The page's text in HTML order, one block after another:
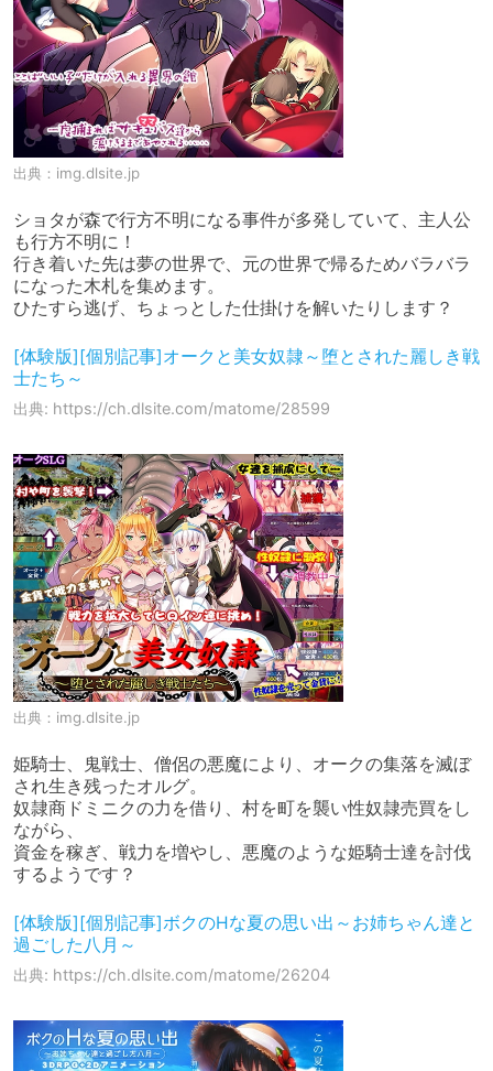
出典： img.dlsite.jp
ショタが森で行方不明になる事件が多発していて、主人公
も行方不明に！
行き着いた先は夢の世界で、元の世界で帰るためバラバラ
になった木札を集めます。
ひたすら逃げ、ちょっとした仕掛けを解いたりします？
[体験版][個別記事]オークと美女奴隷～堕とされた麗しき戦
士たち～
出典: https://ch.dlsite.com/matome/28599
出典： img.dlsite.jp
姫騎士、鬼戦士、僧侶の悪魔により、オークの集落を滅ぼ
され生き残ったオルグ。
奴隷商ドミニクの力を借り、村を町を襲い性奴隷売買をし
ながら、
資金を稼ぎ、戦力を増やし、悪魔のような姫騎士達を討伐
するようです？
[体験版][個別記事]ボクのHな夏の思い出～お姉ちゃん達と
過ごした八月～
出典: https://ch.dlsite.com/matome/26204